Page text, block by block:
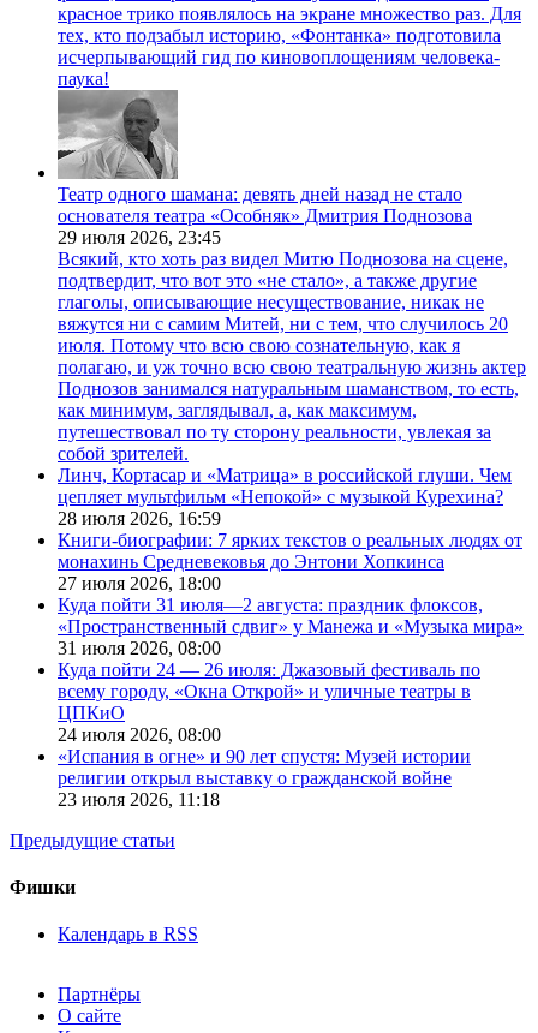
красное трико появлялось на экране множество раз. Для
тех, кто подзабыл историю, «Фонтанка» подготовила
исчерпывающий гид по киновоплощениям человека-
паука!
Театр одного шамана: девять дней назад не стало
основателя театра «Особняк» Дмитрия Поднозова
29 июля 2026, 23:45
Всякий, кто хоть раз видел Митю Поднозова на сцене,
подтвердит, что вот это «не стало», а также другие
глаголы, описывающие несуществование, никак не
вяжутся ни с самим Митей, ни с тем, что случилось 20
июля. Потому что всю свою сознательную, как я
полагаю, и уж точно всю свою театральную жизнь актер
Поднозов занимался натуральным шаманством, то есть,
как минимум, заглядывал, а, как максимум,
путешествовал по ту сторону реальности, увлекая за
собой зрителей.
Линч, Кортасар и «Матрица» в российской глуши. Чем
цепляет мультфильм «Непокой» с музыкой Курехина?
28 июля 2026, 16:59
Книги-биографии: 7 ярких текстов о реальных людях от
монахинь Средневековья до Энтони Хопкинса
27 июля 2026, 18:00
Куда пойти 31 июля—2 августа: праздник флоксов,
«Пространственный сдвиг» у Манежа и «Музыка мира»
31 июля 2026, 08:00
Куда пойти 24 — 26 июля: Джазовый фестиваль по
всему городу, «Окна Открой» и уличные театры в
ЦПКиО
24 июля 2026, 08:00
«Испания в огне» и 90 лет спустя: Музей истории
религии открыл выставку о гражданской войне
23 июля 2026, 11:18
Предыдущие статьи
Фишки
Календарь в RSS
Партнёры
О сайте